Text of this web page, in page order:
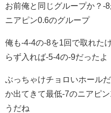
お前俺と同じグループか？-
ニアピン0.6のグループ
俺も-4-4の-8を1回で取れた
らず入れば-5-4の-9だったよ
ぶっちゃけチョロいホール
か出てきて最低-7のニアピ
うだね